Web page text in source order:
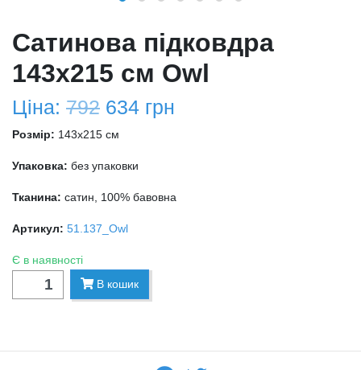
Сатинова підковдра
143х215 см Owl
Ціна: 792 634 грн
Розмір: 143x215 см
Упаковка: без упаковки
Тканина: сатин, 100% бавовна
Артикул: 51.137_Owl
Є в наявності
В кошик